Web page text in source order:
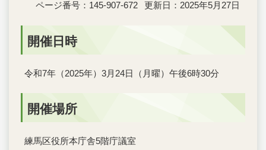
ページ番号：145-907-672 更新日：2025年5月27日
開催日時
令和7年（2025年）3月24日（月曜）午後6時30分
開催場所
練馬区役所本庁舎5階庁議室